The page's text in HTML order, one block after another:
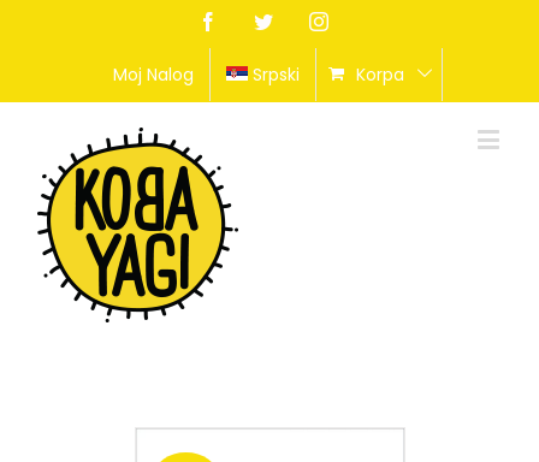
FacebookTwitterInstagram
Moj Nalog Srpski Korpa